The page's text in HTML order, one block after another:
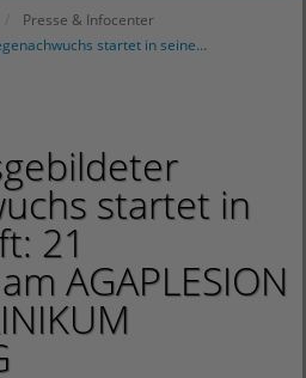
Presse & Infocenter
startet in seine…
startet in
21
AGAPLESION